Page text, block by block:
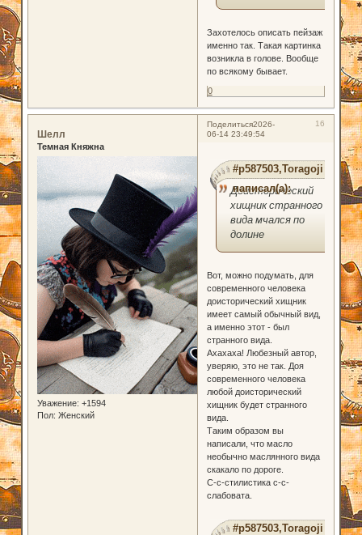
Захотелось описать пейзаж
именно так. Такая картинка
возникла в голове. Вообще
по всякому бывает.
0
Поделиться 16
2026-
06-14 23:49:54
Шелл
Темная Княжна
Уважение: +1594
Пол: Женский
#p587503,Toragoji
написал(а):
Доисторический
хищник странного
вида мчался по
долине
Вот, можно подумать, для
современного человека
доисторический хищник
имеет самый обычный вид,
а именно этот - был
странного вида.
Ахахаха! Любезный автор,
уверяю, это не так. Доя
современного человека
любой доисторический
хищник будет странного
вида.
Таким образом вы
написали, что масло
необычно маслянного вида
скакало по дороге.
С-с-стилистика с-с-
слабовата.
#p587503,Toragoji